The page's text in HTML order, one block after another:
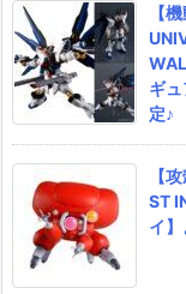
【
ギ
定♪
【
ST
イ